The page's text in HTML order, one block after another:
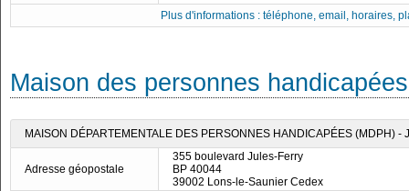
Plus d'informations : téléphone, email, horaires,
Maison des personnes
MAISON DÉPARTEMENTALE DES PERSONNES HANDICAPÉES (MDPH) -
Adresse géopostale
355 boulevard Jules-Ferry
BP 40044
39002 Lons-le-Saunier Cedex